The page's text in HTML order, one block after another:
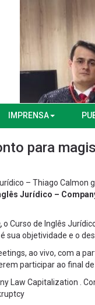
IMPRENSA
para
– Thiago
Jurídico –
o Curso de Inglês
sua objetividade e o
ao vivo, com a
participar ao final
Law Capitalization .